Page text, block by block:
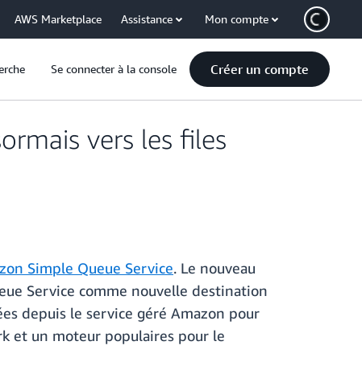
AWS Marketplace Assistance Mon compte
Se connecter à la console Créer un compte
vers les files
Simple Queue Service. Le nouveau
Service comme nouvelle destination
depuis le service géré Amazon pour
et un moteur populaires pour le